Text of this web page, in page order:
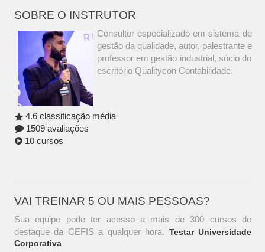
SOBRE O INSTRUTOR
Consultor especializado em sistema de
gestão da qualidade, autor, palestrante e
professor em gestão industrial, sócio do
escritório Qualitycon Contabilidade.
4.6 classificação média
1509 avaliações
10 cursos
VAI TREINAR 5 OU MAIS PESSOAS?
Sua equipe pode ter acesso a mais de 300 cursos de
destaque da CEFIS a qualquer hora. Testar Universidade
Corporativa